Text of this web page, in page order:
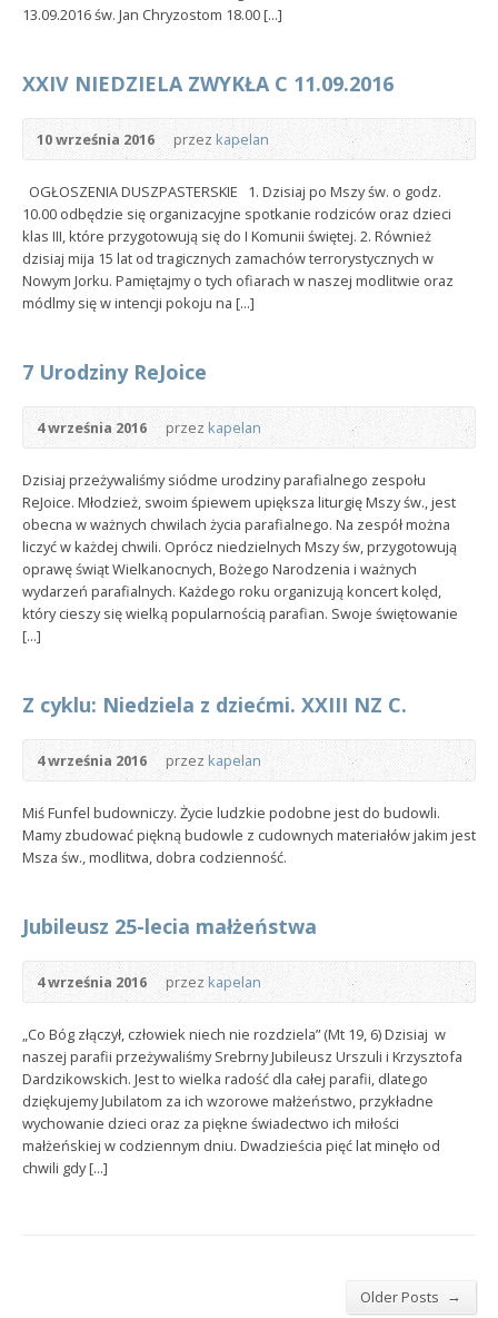
13.09.2016 św. Jan Chryzostom 18.00 [...]
XXIV NIEDZIELA ZWYKŁA C 11.09.2016
10 września 2016 przez kapelan
OGŁOSZENIA DUSZPASTERSKIE 1. Dzisiaj po Mszy św. o godz.
10.00 odbędzie się organizacyjne spotkanie rodziców oraz dzieci
klas III, które przygotowują się do I Komunii świętej. 2. Również
dzisiaj mija 15 lat od tragicznych zamachów terrorystycznych w
Nowym Jorku. Pamiętajmy o tych ofiarach w naszej modlitwie oraz
módlmy się w intencji pokoju na [...]
7 Urodziny ReJoice
4 września 2016 przezkapelan
Dzisiaj przeżywaliśmy siódme urodziny parafialnego zespołu
ReJoice. Młodzież, swoim śpiewem upiększa liturgię Mszy św., jest
obecna w ważnych chwilach życia parafialnego. Na zespół można
liczyć w każdej chwili. Oprócz niedzielnych Mszy św, przygotowują
oprawę świąt Wielkanocnych, Bożego Narodzenia i ważnych
wydarzeń parafialnych. Każdego roku organizują koncert kolęd,
który cieszy się wielką popularnością parafian. Swoje świętowanie
[...]
Z cyklu: Niedziela z dziećmi. XXIII NZ C.
4 września 2016 przezkapelan
Miś Funfel budowniczy. Życie ludzkie podobne jest do budowli.
Mamy zbudować piękną budowle z cudownych materiałów jakim jest
Msza św., modlitwa, dobra codzienność.
Jubileusz 25-lecia małżeństwa
4 września 2016 przezkapelan
„Co Bóg złączył, człowiek niech nie rozdziela” (Mt 19, 6) Dzisiaj w
naszej parafii przeżywaliśmy Srebrny Jubileusz Urszuli i Krzysztofa
Dardzikowskich. Jest to wielka radość dla całej parafii, dlatego
dziękujemy Jubilatom za ich wzorowe małżeństwo, przykładne
wychowanie dzieci oraz za piękne świadectwo ich miłości
małżeńskiej w codziennym dniu. Dwadzieścia pięć lat minęło od
chwili gdy [...]
Older Posts →